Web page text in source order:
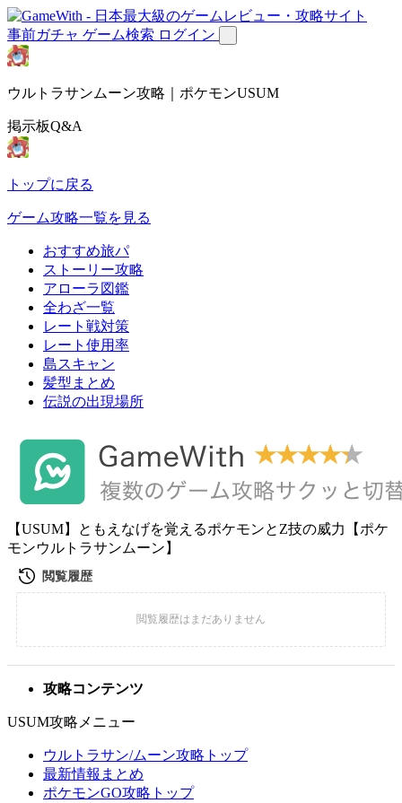
事前ガチャ ゲーム検索 ログイン
ウルトラサンムーン攻略｜ポケモンUSUM
掲示板Q&A
トップに戻る
ゲーム攻略一覧を見る
おすすめ旅パ
ストーリー攻略
アローラ図鑑
全わざ一覧
レート戦対策
レート使用率
島スキャン
髪型まとめ
伝説の出現場所
【USUM】ともえなげを覚えるポケモンとZ技の威力【ポケ
モンウルトラサンムーン】
攻略コンテンツ
USUM攻略メニュー
ウルトラサン/ムーン攻略トップ
最新情報まとめ
ポケモンGO攻略トップ